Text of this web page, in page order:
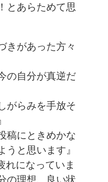
とあらためて思
きがあった方々
の自分が真逆だ
がらみを手放そ
稿にときめかな
うと思います』
れになっていま